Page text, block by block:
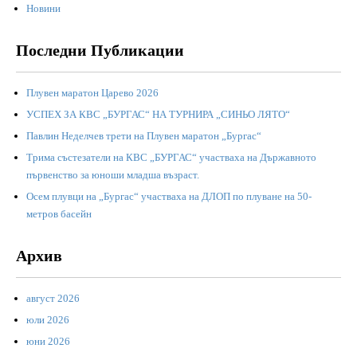
Новини
Последни Публикации
Плувен маратон Царево 2026
УСПЕХ ЗА КВС „БУРГАС“ НА ТУРНИРА „СИНЬО ЛЯТО“
Павлин Неделчев трети на Плувен маратон „Бургас“
Трима състезатели на КВС „БУРГАС“ участваха на Държавното
първенство за юноши младша възраст.
Осем плувци на „Бургас“ участваха на ДЛОП по плуване на 50-
метров басейн
Архив
август 2026
юли 2026
юни 2026